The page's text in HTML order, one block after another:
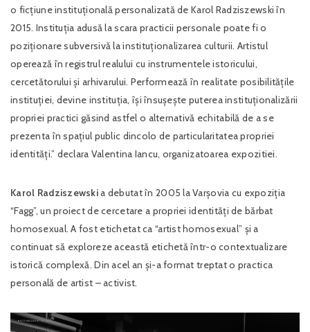
o ficțiune instituțională personalizată de Karol Radziszewski în
2015. Instituția adusă la scara practicii personale poate fi o
poziționare subversivă la instituționalizarea culturii. Artistul
operează în registrul realului cu instrumentele istoricului,
cercetătorului și arhivarului. Performează în realitate posibilitățile
instituției, devine instituția, își însușește puterea instituționalizării
propriei practici găsind astfel o alternativă echitabilă de a se
prezenta în spațiul public dincolo de particularitatea propriei
identități.” declara Valentina Iancu, organizatoarea expozitiei.
Karol Radziszewskia debutat în 2005 la Varșovia cu expoziția
“Fagg”, un proiect de cercetare a propriei identități de bărbat
homosexual. A fost etichetat ca “artist homosexual” și a
continuat să exploreze această etichetă într-o contextualizare
istorică complexă. Din acel an și-a format treptat o practica
personală de artist – activist.